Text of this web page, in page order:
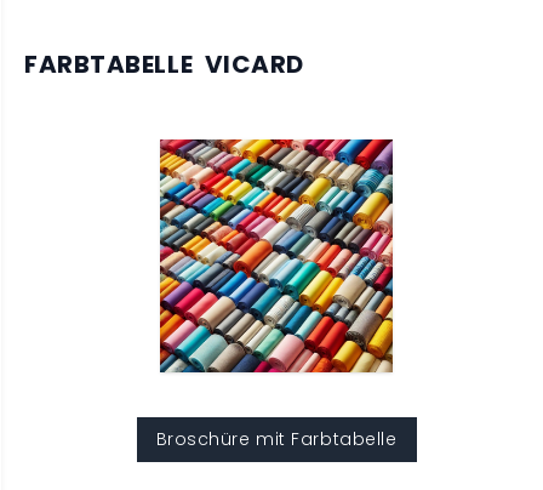
FARBTABELLE VICARD
Broschüre mit Farbtabelle